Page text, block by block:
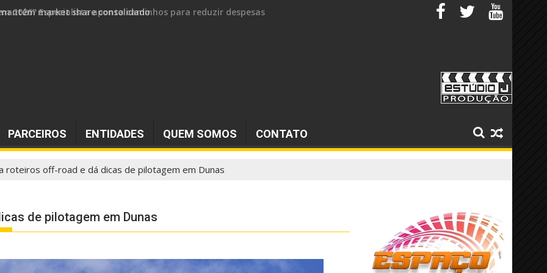
market share consolidado
PARCEIROS ENTIDADES QUEM SOMOS CONTATO
roteiros off-road e dá dicas de pilotagem em Dunas
de pilotagem em Dunas